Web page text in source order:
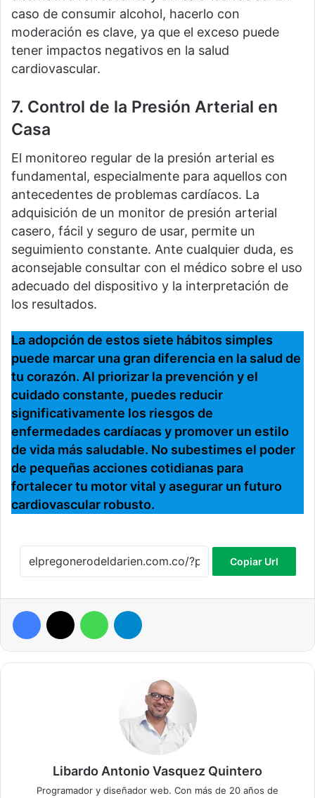
caso de consumir alcohol, hacerlo con
moderación es clave, ya que el exceso puede
tener impactos negativos en la salud
cardiovascular.
7. Control de la Presión Arterial en
Casa
El monitoreo regular de la presión arterial es
fundamental, especialmente para aquellos con
antecedentes de problemas cardíacos. La
adquisición de un monitor de presión arterial
casero, fácil y seguro de usar, permite un
seguimiento constante. Ante cualquier duda, es
aconsejable consultar con el médico sobre el uso
adecuado del dispositivo y la interpretación de
los resultados.
La adopción de estos siete hábitos simples
puede marcar una gran diferencia en la salud de
tu corazón. Al priorizar la prevención y el
cuidado constante, puedes reducir
significativamente los riesgos de
enfermedades cardíacas y promover un estilo
de vida más saludable. No subestimes el poder
de pequeñas acciones cotidianas para
fortalecer tu motor vital y asegurar un futuro
cardiovascular robusto.
Copiar Url
Facebook WhatsApp
Libardo Antonio Vasquez Quintero
Programador y diseñador web. Con más de 20 años de